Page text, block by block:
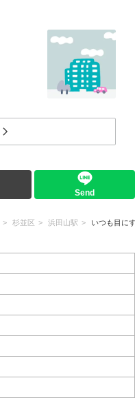
Send
杉並区 浜田山駅 いつも目に